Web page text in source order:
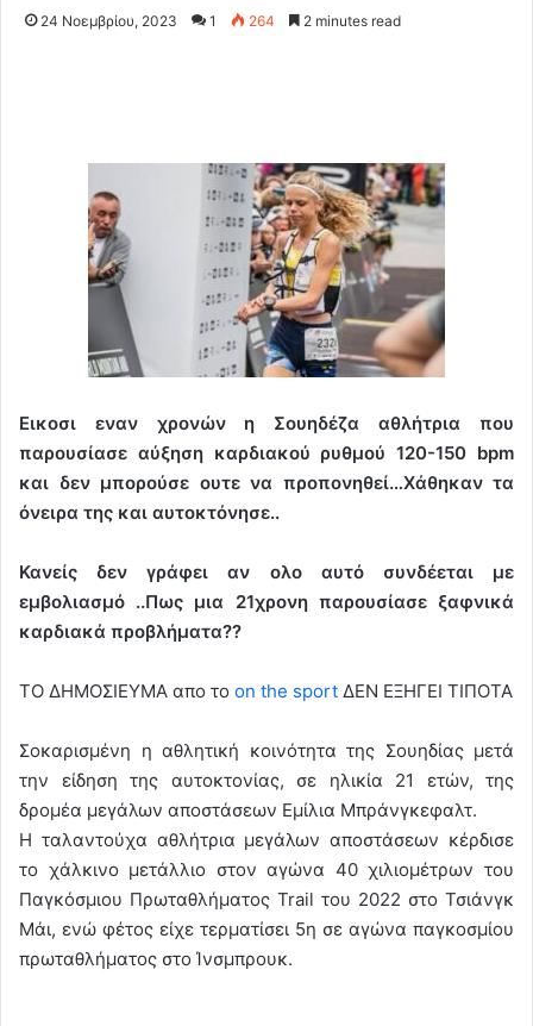
24 Νοεμβρίου, 2023 1 264 2 minutes read
Εικοσι εναν χρονών η Σουηδέζα αθλήτρια που
παρουσίασε αύξηση καρδιακού ρυθμού 120-150 bpm
και δεν μπορούσε ουτε να προπονηθεί…Χάθηκαν τα
όνειρα της και αυτοκτόνησε..
Κανείς δεν γράφει αν ολο αυτό συνδέεται με
εμβολιασμό ..Πως μια 21χρονη παρουσίασε ξαφνικά
καρδιακά προβλήματα??
ΤΟ ΔΗΜΟΣΙΕΥΜΑ απο το on the sport ΔΕΝ ΕΞΗΓΕΙ ΤΙΠΟΤΑ
Σοκαρισμένη η αθλητική κοινότητα της Σουηδίας μετά
την είδηση της αυτοκτονίας, σε ηλικία 21 ετών, της
δρομέα μεγάλων αποστάσεων Εμίλια Μπράνγκεφαλτ.
Η ταλαντούχα αθλήτρια μεγάλων αποστάσεων κέρδισε
το χάλκινο μετάλλιο στον αγώνα 40 χιλιομέτρων του
Παγκόσμιου Πρωταθλήματος Trail του 2022 στο Τσιάνγκ
Μάι, ενώ φέτος είχε τερματίσει 5η σε αγώνα παγκοσμίου
πρωταθλήματος στο Ίνσμπρουκ.